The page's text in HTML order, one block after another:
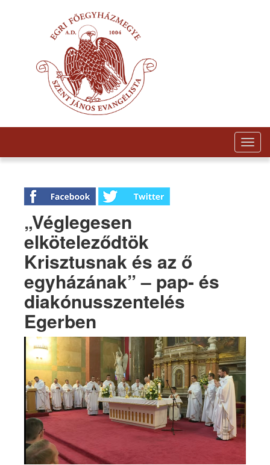
„Véglegesen
elköteleződtök
Krisztusnak és az ő
egyházának” – pap- és
diakónusszentelés
Egerben